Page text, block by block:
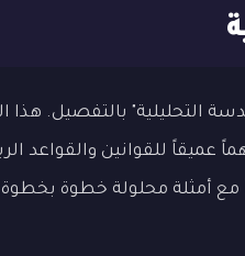
التحليلية" بالتفصيل.
عميقاً للقوانين والقواعد
أمثلة محلولة خطوة